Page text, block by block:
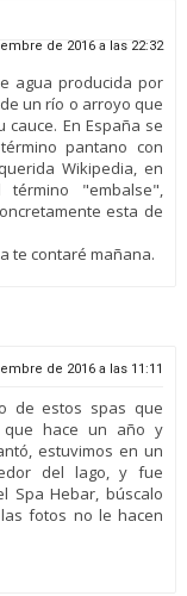
de 2016 a las 22:32
agua producida por
un río o arroyo que
En España se
pantano con
Wikipedia, en
"embalse",
esta de
te contaré mañana.
de 2016 a las 11:11
de estos spas que
que hace un año y
estuvimos en un
del lago, y fue
Spa Hebar, búscalo
fotos no le hacen